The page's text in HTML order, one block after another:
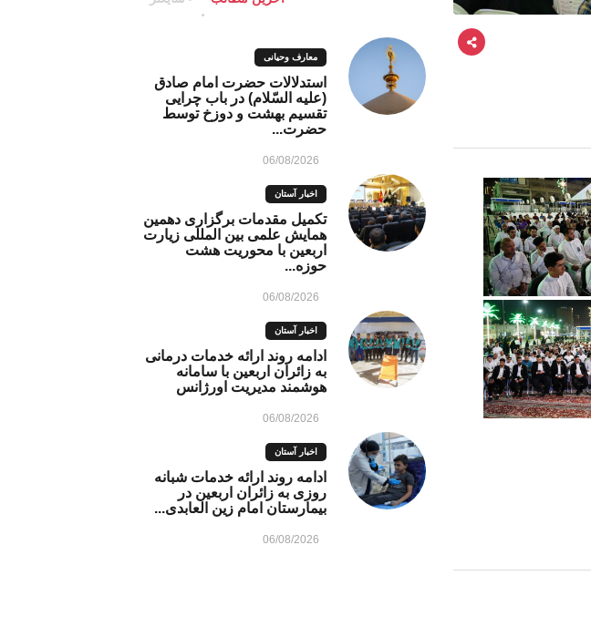
معارف وحیانی
استدلالات حضرت امام صادق
(علیه السّلام) در باب چرایی
تقسیم بهشت و دوزخ توسط
حضرت...
06/08/2026
اخبار آستان
تکمیل مقدمات برگزاری دهمین
همایش علمی بین المللی زیارت
اربعین با محوریت هشت
حوزه...
06/08/2026
اخبار آستان
ادامه روند ارائه خدمات درمانی
به زائران اربعین با سامانه
هوشمند مدیریت اورژانس
06/08/2026
اخبار آستان
ادامه روند ارائه خدمات شبانه
روزی به زائران اربعین در
بیمارستان امام زین العابدی...
06/08/2026